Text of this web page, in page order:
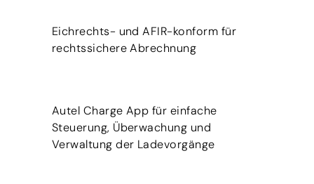
Eichrechts- und AFIR-konform für
rechtssichere Abrechnung
Autel Charge App für einfache
Steuerung, Überwachung und
Verwaltung der Ladevorgänge